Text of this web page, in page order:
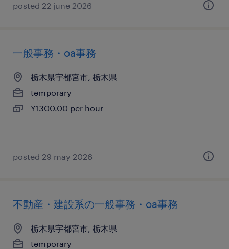
posted 22 june 2026
一般事務・oa事務
栃木県宇都宮市, 栃木県
temporary
¥1300.00 per hour
posted 29 may 2026
不動産・建設系の一般事務・oa事務
栃木県宇都宮市, 栃木県
temporary